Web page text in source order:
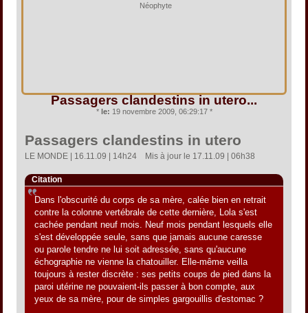
Néophyte
Passagers clandestins in utero...
* le: 19 novembre 2009, 06:29:17 *
Passagers clandestins in utero
LE MONDE | 16.11.09 | 14h24  Mis à jour le 17.11.09 | 06h38
Citation
Dans l'obscurité du corps de sa mère, calée bien en retrait
contre la colonne vertébrale de cette dernière, Lola s'est
cachée pendant neuf mois. Neuf mois pendant lesquels elle
s'est développée seule, sans que jamais aucune caresse
ou parole tendre ne lui soit adressée, sans qu'aucune
échographie ne vienne la chatouiller. Elle-même veilla
toujours à rester discrète : ses petits coups de pied dans la
paroi utérine ne pouvaient-ils passer à bon compte, aux
yeux de sa mère, pour de simples gargouillis d'estomac ?